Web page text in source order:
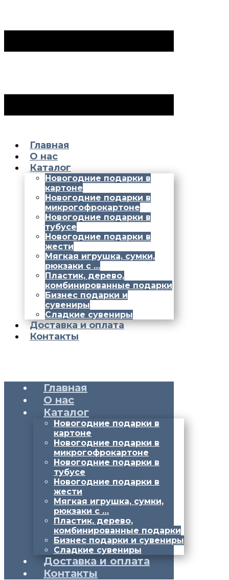
Главная
О нас
Каталог
Новогодние подарки в
картоне
Новогодние подарки в
микрогофрокартоне
Новогодние подарки в
тубусе
Новогодние подарки в
жести
Мягкая игрушка, сумки,
рюкзаки с …
Пластик, дерево,
комбинированные подарки
Бизнес подарки и
сувениры
Сладкие сувениры
Доставка и оплата
Контакты
Главная
О нас
Каталог
Новогодние подарки в
картоне
Новогодние подарки в
микрогофрокартоне
Новогодние подарки в
тубусе
Новогодние подарки в
жести
Мягкая игрушка, сумки,
рюкзаки с …
Пластик, дерево,
комбинированные подарки
Бизнес подарки и сувениры
Сладкие сувениры
Доставка и оплата
Контакты